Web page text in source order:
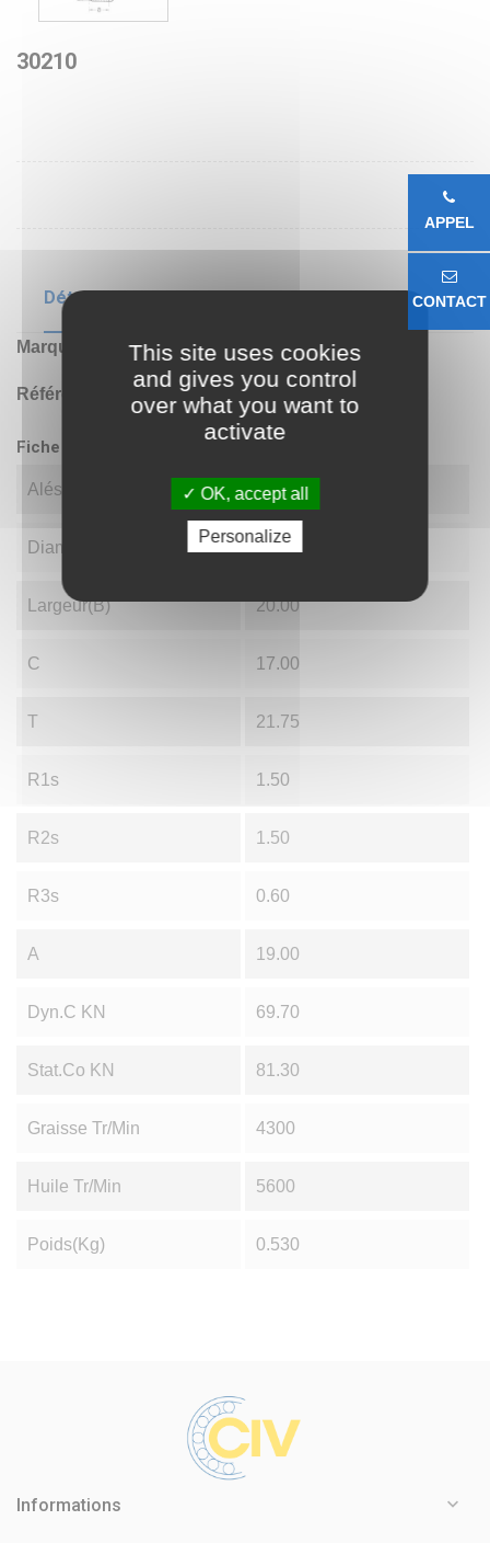
30210
Détails du produit
Marque
Référence
Fiche technique
Alésage(d) 50.00
Diamètre(D) 90.00
Largeur(B) 20.00
C 17.00
T 21.75
R1s 1.50
R2s 1.50
R3s 0.60
A 19.00
Dyn.C KN 69.70
Stat.Co KN 81.30
Graisse Tr/min 4300
Huile Tr/min 5600
Poids(Kg) 0.530
Informations 
APPEL
CONTACT
This site uses cookies
and gives you control
over what you want to
activate
OK, accept all
Personalize